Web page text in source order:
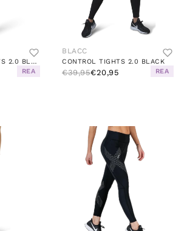
CONTROL 7/8 TIGHTS 2.0 BLACK
REA
BLACC
CONTROL TIGHTS 2.0 BLACK
€39,95€20,95 REA